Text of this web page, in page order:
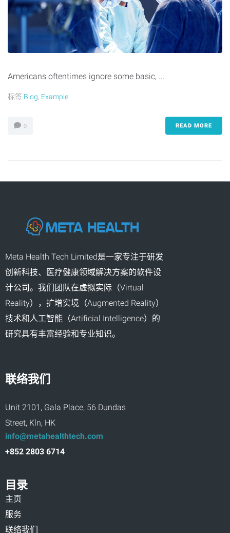
Americans oftentimes ignore some basic, ...
标签 Blog Example
0 READ MORE
Meta Health Tech Limited是一家专注于研发
创新科技、医疗健康领域解决方案的软件设
计公司。我们团队在虚拟实际（Virtual
Reality），扩增实境（Augmented Reality）
技术和人工智能（Artificial Intelligence）的
研究具有丰富经验和专业知识。
联络我们
Unit 2101, Gala Place, 56 Dundas
Street, Kln, HK
info@metahealthtech.com
+852 2803 6714
目录
主页
服务
联络我们